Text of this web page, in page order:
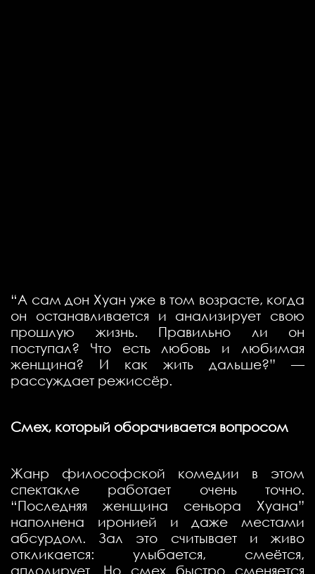
“А сам дон Хуан уже в том возрасте, когда
он останавливается и анализирует свою
прошлую жизнь. Правильно ли он
поступал? Что есть любовь и любимая
женщина? И как жить дальше?” —
рассуждает режиссёр.
Смех, который оборачивается вопросом
Жанр философской комедии в этом
спектакле работает очень точно.
“Последняя женщина сеньора Хуана”
наполнена иронией и даже местами
абсурдом. Зал это считывает и живо
откликается: улыбается, смеётся,
аплодирует. Но смех быстро сменяется